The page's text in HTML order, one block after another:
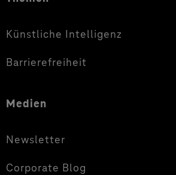
Künstliche Intelligenz
Barrierefreiheit
Medien
Newsletter
Corporate Blog